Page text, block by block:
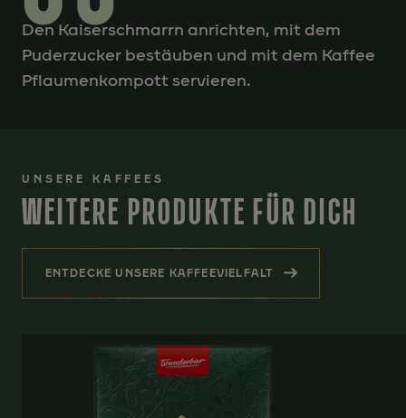
Den Kaiserschmarrn anrichten, mit dem
Puderzucker bestäuben und mit dem Kaffee
Pflaumenkompott servieren.
UNSERE KAFFEES
WEITERE PRODUKTE FÜR DICH
ENTDECKE UNSERE KAFFEEVIELFALT